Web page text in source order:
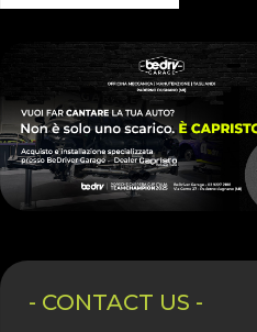
- CONTACT US -